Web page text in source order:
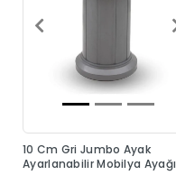
10 Cm Gri Jumbo Ayak
Ayarlanabilir Mobilya Ayağı